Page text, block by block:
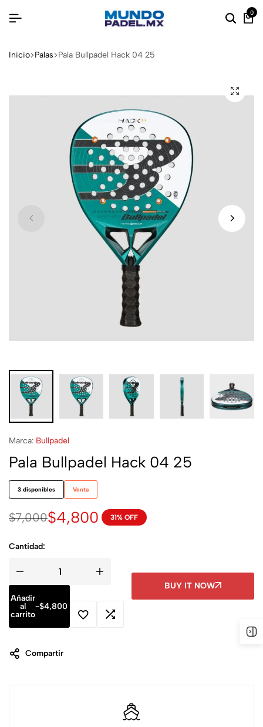
0
Inicio Palas Pala Bullpadel Hack 04 25
Marca: Bullpadel
Pala Bullpadel Hack 04 25
3 disponibles Venta
$7,000$4,800 31% OFF
Cantidad:
Añadir
al
carrito
-$4,800
BUY IT NOW
Compartir